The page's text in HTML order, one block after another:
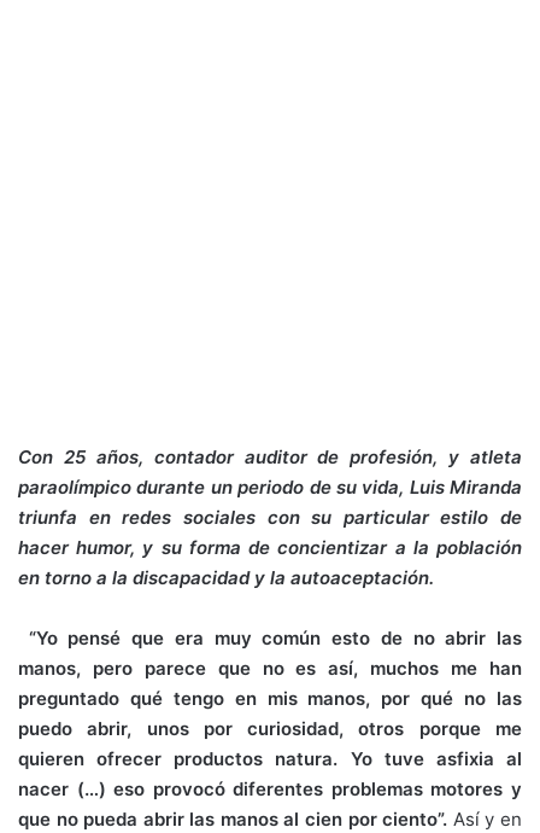
Con 25 años, contador auditor de profesión, y atleta
paraolímpico durante un periodo de su vida, Luis Miranda
triunfa en redes sociales con su particular estilo de
hacer humor, y su forma de concientizar a la población
en torno a la discapacidad y la autoaceptación.
“Yo pensé que era muy común esto de no abrir las
manos, pero parece que no es así, muchos me han
preguntado qué tengo en mis manos, por qué no las
puedo abrir, unos por curiosidad, otros porque me
quieren ofrecer productos natura. Yo tuve asfixia al
nacer (…) eso provocó diferentes problemas motores y
que no pueda abrir las manos al cien por ciento”. Así y en